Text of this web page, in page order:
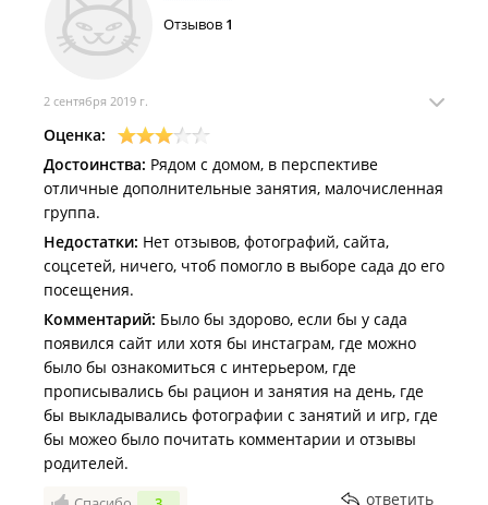
Отзывов 1
2 сентября 2019 г.
Оценка:
Достоинства: Рядом с домом, в перспективе
отличные дополнительные занятия, малочисленная
группа.
Недостатки: Нет отзывов, фотографий, сайта,
соцсетей, ничего, чтоб помогло в выборе сада до его
посещения.
Комментарий: Было бы здорово, если бы у сада
появился сайт или хотя бы инстаграм, где можно
было бы ознакомиться с интерьером, где
прописывались бы рацион и занятия на день, где
бы выкладывались фотографии с занятий и игр, где
бы можео было почитать комментарии и отзывы
родителей.
ответить